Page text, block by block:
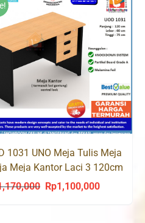
1031 UNO Meja Tulis Meja
Meja Kantor Laci 3 120cm
Original
Rp1,100,000Current